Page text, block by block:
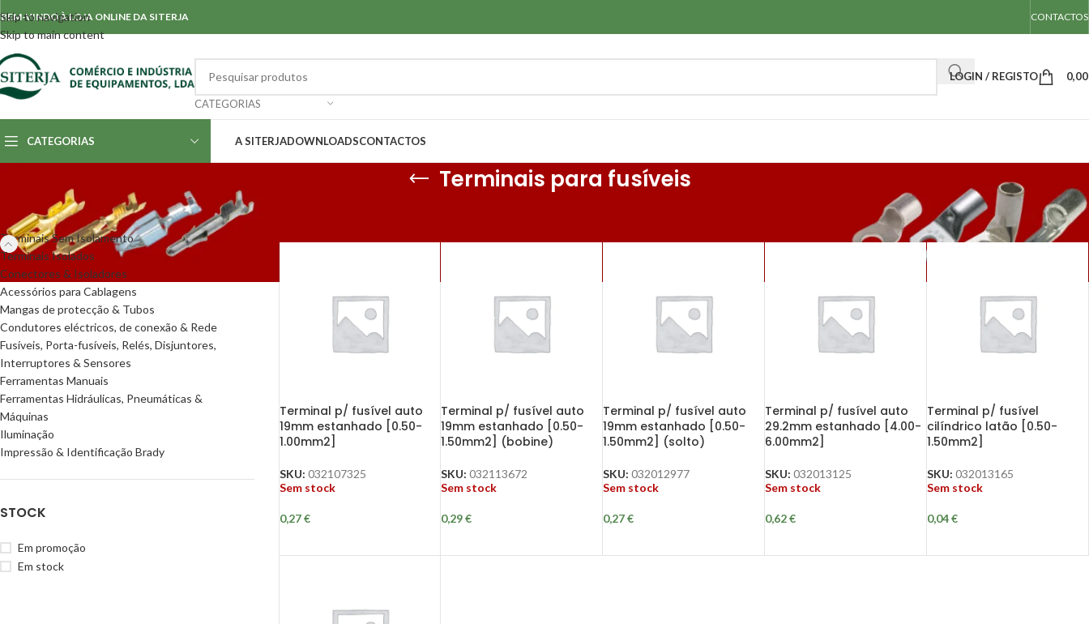
Skip to navigation
Skip to main content
BEM-VINDO À LOJA ONLINE DA SITERJA CONTACTOS
CATEGORIAS
LOGIN / REGISTO
CATEGORIAS A SITERJADOWNLOADSCONTACTOS
Terminais para fusíveis
CATEGORIAS
Terminais Sem Isolamento
Terminais Isolados
Conectores & Isoladores
Acessórios para Cablagens
Mangas de protecção & Tubos
Condutores eléctricos, de conexão & Rede
Fusíveis, Porta-fusíveis, Relés, Disjuntores,
Interruptores & Sensores
Ferramentas Manuais
Ferramentas Hidráulicas, Pneumáticas &
Máquinas
Iluminação
Impressão & Identificação Brady
STOCK
Em promoção
Em stock
Todos
Terminal p/ fusível auto
19mm estanhado [0.50-
1.00mm2]
SKU: 032107325
Sem stock
0,27€
Terminal p/ fusível auto
19mm estanhado [0.50-
1.50mm2] (bobine)
SKU:032113672
Sem stock
0,29€
Terminal p/ fusível auto
19mm estanhado [0.50-
1.50mm2] (solto)
SKU:032012977
Sem stock
0,27€
Terminal p/ fusível auto
29.2mm estanhado [4.00-
6.00mm2]
SKU:032013125
Sem stock
0,62€
Terminal p/ fusível
cilíndrico latão [0.50-
1.50mm2]
SKU:032013165
Sem stock
0,04€